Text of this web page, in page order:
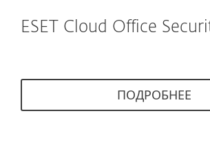
ESET Cloud Office
ПОДРОБНЕЕ